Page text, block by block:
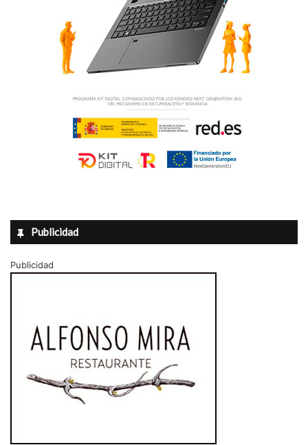
Publicidad
Publicidad